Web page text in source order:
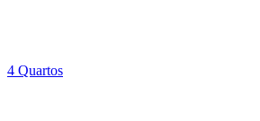
4 Quartos